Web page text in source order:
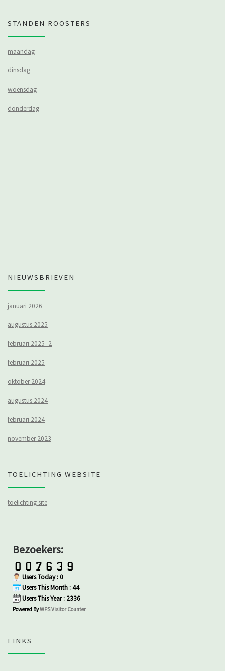
STANDEN ROOSTERS
maandag
dinsdag
woensdag
donderdag
NIEUWSBRIEVEN
januari 2026
augustus 2025
februari 2025_2
februari 2025
oktober 2024
augustus 2024
februari 2024
november 2023
TOELICHTING WEBSITE
toelichting site
Bezoekers:
Users Today : 0
Users This Month : 44
Users This Year : 2336
Powered ByWPS Visitor Counter
LINKS